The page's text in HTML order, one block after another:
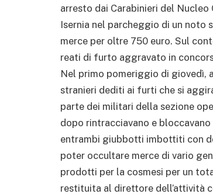
arresto dai Carabinieri del
Isernia nel parcheggio di un noto
merce per oltre 750 euro. Sul
reati di furto aggravato in
Nel primo pomeriggio di giovedì,
stranieri dediti ai furti che si
parte dei militari della sezione
dopo rintracciavano e
entrambi giubbotti imbottiti con
poter occultare merce di vario
prodotti per la cosmesi per un
restituita al direttore dell’attività